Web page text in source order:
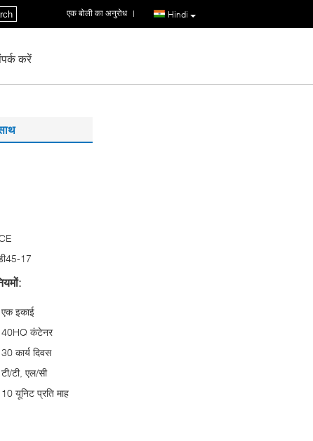
Hindi
एक बोली का अनुरोध |
करें
17
एक इकाई
40HQ कंटेनर
30 कार्य दिवस
टी/टी, एल/सी
10 यूनिट प्रति माह